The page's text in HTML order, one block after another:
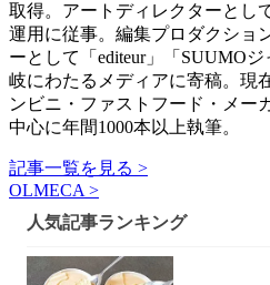
取得。アートディレクターとし
運用に従事。編集プロダクショ
ーとして「editeur」「SUUMO
岐にわたるメディアに寄稿。現
ンビニ・ファストフード・メー
中心に年間1000本以上執筆。
記事一覧を見る >
OLMECA >
人気記事ランキング